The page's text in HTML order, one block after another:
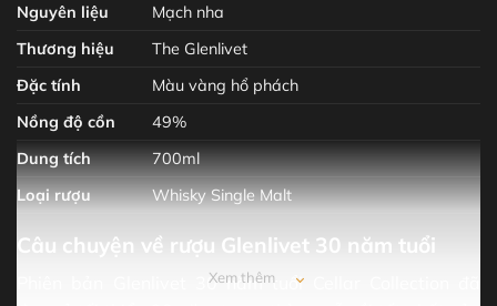
Nguyên liệu
Mạch nha
Thương hiệu
The Glenlivet
Đặc tính
Màu vàng hổ phách
Nồng độ cồn
49%
Dung tích
700ml
Loại rượu
Whisky Single Malt
Câu chuyện về rượu Glenlivet 30 năm tuổi
Phiên bản Glenlivet 30 năm tuổi Cellar Collection đã
Xem thêm